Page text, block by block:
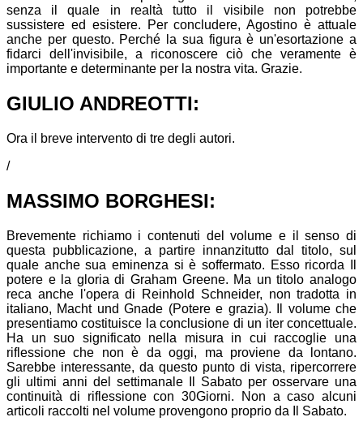
senza il quale in realtà tutto il visibile non potrebbe
sussistere ed esistere. Per concludere, Agostino è attuale
anche per questo. Perché la sua figura è un'esortazione a
fidarci dell'invisibile, a riconoscere ciò che veramente è
importante e determinante per la nostra vita. Grazie.
GIULIO ANDREOTTI:
Ora il breve intervento di tre degli autori.
/
MASSIMO BORGHESI:
Brevemente richiamo i contenuti del volume e il senso di
questa pubblicazione, a partire innanzitutto dal titolo, sul
quale anche sua eminenza si è soffermato. Esso ricorda Il
potere e la gloria di Graham Greene. Ma un titolo analogo
reca anche l'opera di Reinhold Schneider, non tradotta in
italiano, Macht und Gnade (Potere e grazia). Il volume che
presentiamo costituisce la conclusione di un iter concettuale.
Ha un suo significato nella misura in cui raccoglie una
riflessione che non è da oggi, ma proviene da lontano.
Sarebbe interessante, da questo punto di vista, ripercorrere
gli ultimi anni del settimanale Il Sabato per osservare una
continuità di riflessione con 30Giorni. Non a caso alcuni
articoli raccolti nel volume provengono proprio da Il Sabato.